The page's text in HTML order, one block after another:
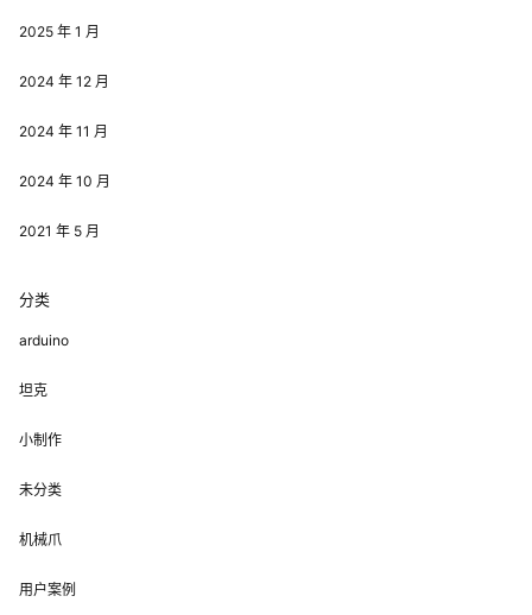
2025 年 1 月
2024 年 12 月
2024 年 11 月
2024 年 10 月
2021 年 5 月
分类
arduino
坦克
小制作
未分类
机械爪
用户案例